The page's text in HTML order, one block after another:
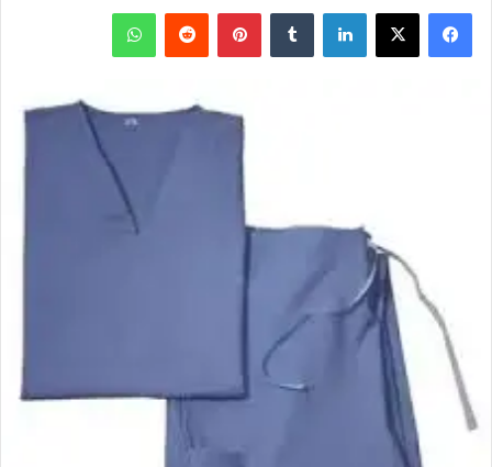
فيسبوك X لينكدإن بينتيريست واتساب